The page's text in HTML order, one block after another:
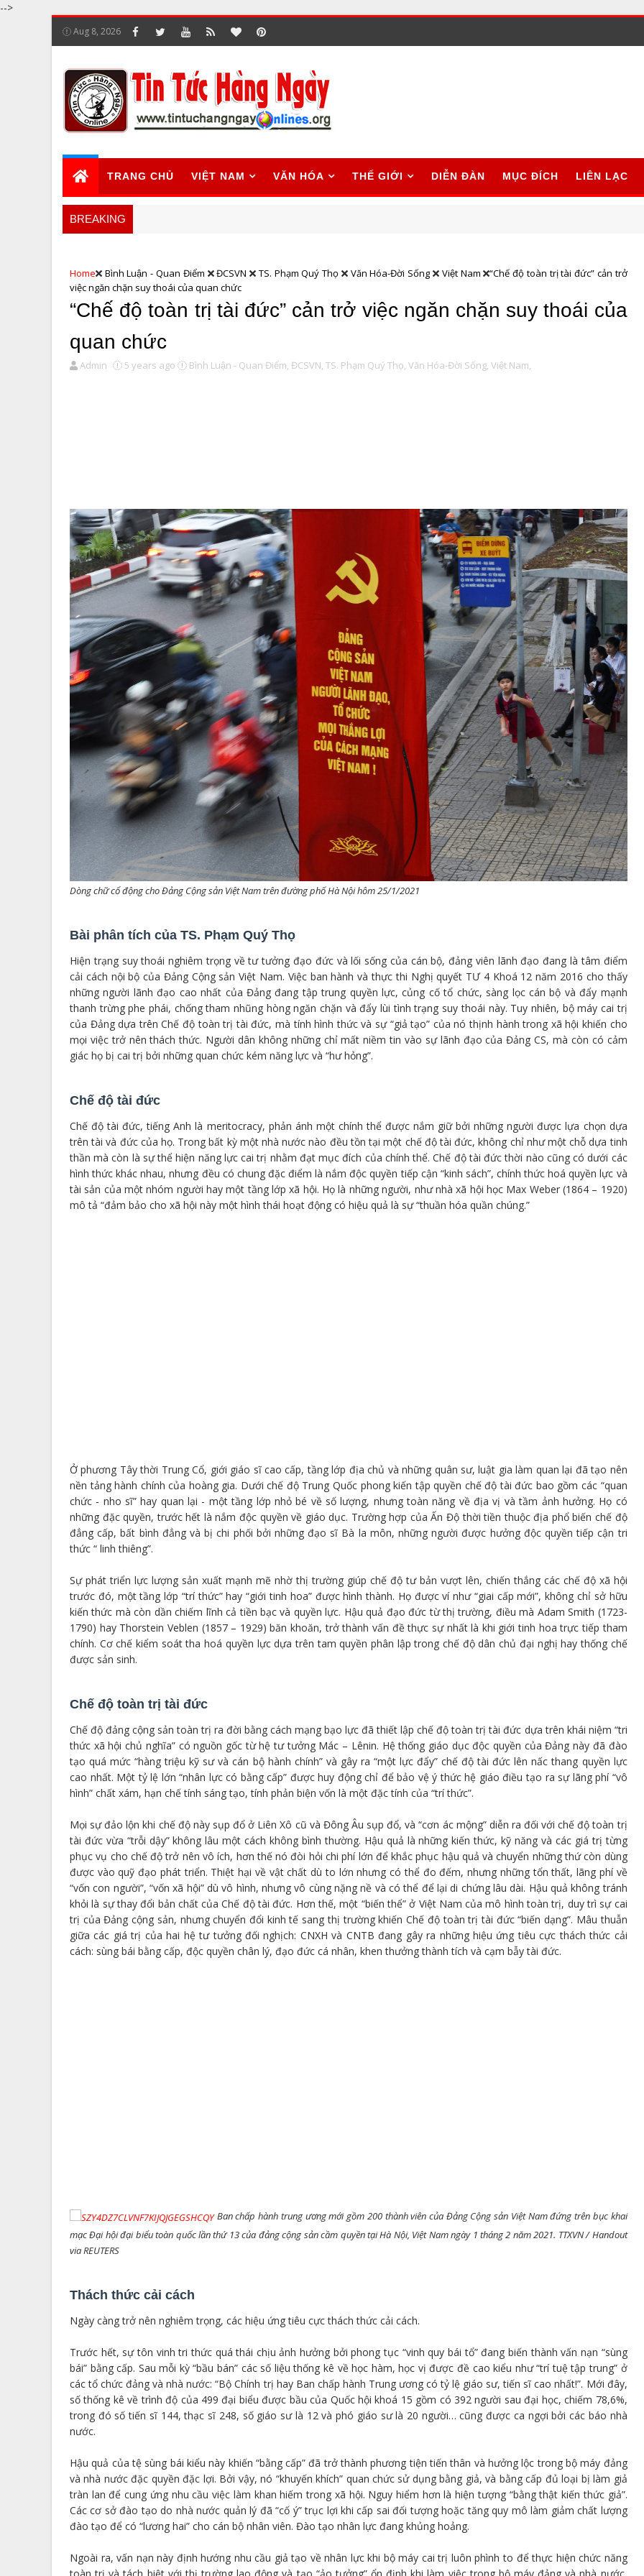
-->
Aug 8, 2026
TRANG CHỦ VIỆT NAM VĂN HÓA THẾ GIỚI DIỄN ĐÀN MỤC ĐÍCH LIÊN LẠC
BREAKING
Home Bình Luận - Quan Điểm ĐCSVN TS. Phạm Quý Thọ Văn Hóa-Đời Sống Việt Nam
“Chế độ toàn trị tài đức” cản trở
việc ngăn chặn suy thoái của quan chức
“Chế độ toàn trị tài đức” cản trở việc ngăn chặn suy thoái của
quan chức
Admin 5 years ago Bình Luận - Quan Điểm, ĐCSVN, TS. Phạm Quý Thọ, Văn Hóa-Đời Sống, Việt Nam,
Dòng chữ cổ động cho Đảng Cộng sản Việt Nam trên đường phố Hà Nội hôm 25/1/2021
Bài phân tích của TS. Phạm Quý Thọ
Hiện trạng suy thoái nghiêm trọng về tư tưởng đạo đức và lối sống của cán bộ, đảng viên lãnh đạo đang là tâm điểm
cải cách nội bộ của Đảng Cộng sản Việt Nam. Việc ban hành và thực thi Nghị quyết TƯ 4 Khoá 12 năm 2016 cho thấy
những người lãnh đạo cao nhất của Đảng đang tập trung quyền lực, củng cố tổ chức, sàng lọc cán bộ và đẩy mạnh
thanh trừng phe phái, chống tham nhũng hòng ngăn chặn và đẩy lùi tình trạng suy thoái này. Tuy nhiên, bộ máy cai trị
của Đảng dựa trên Chế độ toàn trị tài đức, mà tính hình thức và sự “giả tạo” của nó thịnh hành trong xã hội khiến cho
mọi việc trở nên thách thức. Người dân không những chỉ mất niềm tin vào sự lãnh đạo của Đảng CS, mà còn có cảm
giác họ bị cai trị bởi những quan chức kém năng lực và “hư hỏng”.
Chế độ tài đức
Chế độ tài đức, tiếng Anh là meritocracy, phản ánh một chính thể được nắm giữ bởi những người được lựa chọn dựa
trên tài và đức của họ. Trong bất kỳ một nhà nước nào đều tồn tại một chế độ tài đức, không chỉ như một chỗ dựa tinh
thần mà còn là sự thể hiện năng lực cai trị nhằm đạt mục đích của chính thể. Chế độ tài đức thời nào cũng có dưới các
hình thức khác nhau, nhưng đều có chung đặc điểm là nắm độc quyền tiếp cận “kinh sách”, chính thức hoá quyền lực và
tài sản của một nhóm người hay một tầng lớp xã hội. Họ là những người, như nhà xã hội học Max Weber (1864 – 1920)
mô tả “đảm bảo cho xã hội này một hình thái hoạt động có hiệu quả là sự “thuần hóa quần chúng.”
Ở phương Tây thời Trung Cổ, giới giáo sĩ cao cấp, tầng lớp địa chủ và những quân sư, luật gia làm quan lại đã tạo nên
nền tảng hành chính của hoàng gia. Dưới chế độ Trung Quốc phong kiến tập quyền chế độ tài đức bao gồm các “quan
chức - nho sĩ” hay quan lại - một tầng lớp nhỏ bé về số lượng, nhưng toàn năng về địa vị và tầm ảnh hưởng. Họ có
những đặc quyền, trước hết là nắm độc quyền về giáo dục. Trường hợp của Ấn Độ thời tiền thuộc địa phổ biến chế độ
đẳng cấp, bất bình đẳng và bị chi phối bởi những đạo sĩ Bà la môn, những người được hưởng độc quyền tiếp cận tri
thức “ linh thiêng”.
Sự phát triển lực lượng sản xuất mạnh mẽ nhờ thị trường giúp chế độ tư bản vượt lên, chiến thắng các chế độ xã hội
trước đó, một tầng lớp “trí thức” hay “giới tinh hoa” được hình thành. Họ được ví như “giai cấp mới”, không chỉ sở hữu
kiến thức mà còn dần chiếm lĩnh cả tiền bạc và quyền lực. Hậu quả đạo đức từ thị trường, điều mà Adam Smith (1723-
1790) hay Thorstein Veblen (1857 – 1929) băn khoăn, trở thành vấn đề thực sự nhất là khi giới tinh hoa trực tiếp tham
chính. Cơ chế kiểm soát tha hoá quyền lực dựa trên tam quyền phân lập trong chế độ dân chủ đại nghị hay thống chế
được sản sinh.
Chế độ toàn trị tài đức
Chế độ đảng cộng sản toàn trị ra đời bằng cách mạng bạo lực đã thiết lập chế độ toàn trị tài đức dựa trên khái niệm “tri
thức xã hội chủ nghĩa” có nguồn gốc từ hệ tư tưởng Mác – Lênin. Hệ thống giáo dục độc quyền của Đảng này đã đào
tạo quá mức “hàng triệu kỹ sư và cán bộ hành chính” và gây ra “một lực đẩy” chế độ tài đức lên nấc thang quyền lực
cao nhất. Một tỷ lệ lớn “nhân lực có bằng cấp” được huy động chỉ để bảo vệ ý thức hệ giáo điều tạo ra sự lãng phí “vô
hình” chất xám, hạn chế tính sáng tạo, tính phản biện vốn là một đặc tính của “trí thức”.
Mọi sự đảo lộn khi chế độ này sụp đổ ở Liên Xô cũ và Đông Âu sụp đổ, và “cơn ác mộng” diễn ra đối với chế độ toàn trị
tài đức vừa “trỗi dậy” không lâu một cách không bình thường. Hậu quả là những kiến thức, kỹ năng và các giá trị từng
phục vụ cho chế độ trở nên vô ích, hơn thế nó đòi hỏi chi phí lớn để khắc phục hậu quả và chuyển những thứ còn dùng
được vào quỹ đạo phát triển. Thiệt hại về vật chất dù to lớn nhưng có thể đo đếm, nhưng những tổn thất, lãng phí về
“vốn con người”, “vốn xã hội” dù vô hình, nhưng vô cùng nặng nề và có thể để lại di chứng lâu dài. Hậu quả không tránh
khỏi là sự thay đổi bản chất của Chế độ tài đức. Hơn thế, một “biến thể” ở Việt Nam của mô hình toàn trị, duy trì sự cai
trị của Đảng cộng sản, nhưng chuyển đổi kinh tế sang thị trường khiến Chế độ toàn trị tài đức “biến dạng”. Mâu thuẫn
giữa các giá trị của hai hệ tư tưởng đối nghịch: CNXH và CNTB đang gây ra những hiệu ứng tiêu cực thách thức cải
cách: sùng bái bằng cấp, độc quyền chân lý, đạo đức cá nhân, khen thưởng thành tích và cạm bẫy tài đức.
Ban chấp hành trung ương mới gồm 200 thành viên của Đảng Cộng sản Việt Nam đứng trên bục khai
mạc Đại hội đại biểu toàn quốc lần thứ 13 của đảng cộng sản cầm quyền tại Hà Nội, Việt Nam ngày 1 tháng 2 năm 2021. TTXVN / Handout
via REUTERS
Thách thức cải cách
Ngày càng trở nên nghiêm trọng, các hiệu ứng tiêu cực thách thức cải cách.
Trước hết, sự tôn vinh tri thức quá thái chịu ảnh hưởng bởi phong tục “vinh quy bái tổ” đang biến thành vấn nạn “sùng
bái” bằng cấp. Sau mỗi kỳ “bầu bán” các số liệu thống kê về học hàm, học vị được đề cao kiểu như “trí tuệ tập trung” ở
các tổ chức đảng và nhà nước: “Bộ Chính trị hay Ban chấp hành Trung ương có tỷ lệ giáo sư, tiến sĩ cao nhất!”. Mới đây,
số thống kê về trình độ của 499 đại biểu được bầu của Quốc hội khoá 15 gồm có 392 người sau đại học, chiếm 78,6%,
trong đó số tiến sĩ 144, thạc sĩ 248, số giáo sư là 12 và phó giáo sư là 20 người… cũng được ca ngợi bởi các báo nhà
nước.
Hậu quả của tệ sùng bái kiểu này khiến “bằng cấp” đã trở thành phương tiện tiến thân và hưởng lộc trong bộ máy đảng
và nhà nước đặc quyền đặc lợi. Bởi vậy, nó “khuyến khích” quan chức sử dụng bằng giả, và bằng cấp đủ loại bị làm giả
tràn lan để cung ứng nhu cầu việc làm khan hiếm trong xã hội. Nguy hiểm hơn là hiện tượng “bằng thật kiến thức giả”.
Các cơ sở đào tạo do nhà nước quản lý đã “cố ý” trục lợi khi cấp sai đối tượng hoặc tăng quy mô làm giảm chất lượng
đào tạo để có “lương hai” cho cán bộ nhân viên. Đào tạo nhân lực đang khủng hoảng.
Ngoài ra, vấn nạn này định hướng nhu cầu giả tạo về nhân lực khi bộ máy cai trị luôn phình to để thực hiện chức năng
toàn trị và tách biệt với thị trường lao động và tạo “ảo tưởng” ổn định khi làm việc trong bộ máy đảng và nhà nước,